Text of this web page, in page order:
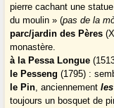
pierre cachant une
du moulin » (pas de la
parc/jardin des Pères
monastère.
à la Pessa Longue
le Pesseng (1795) :
le Pin, anciennement
toujours un bosquet de